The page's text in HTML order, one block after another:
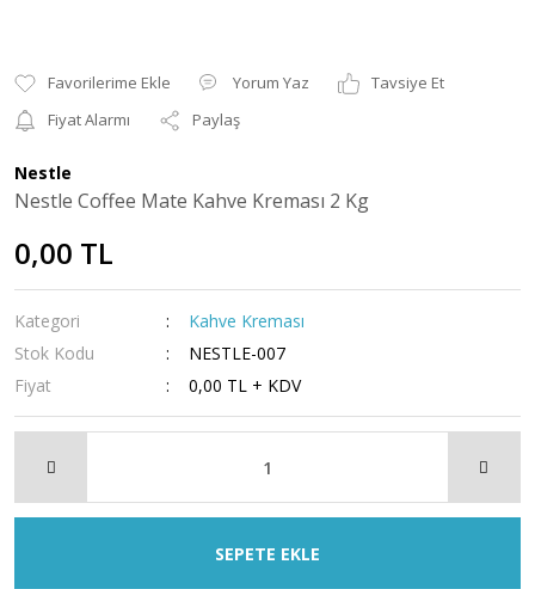
Yorum Yaz
Tavsiye Et
Fiyat Alarmı
Paylaş
Nestle
Nestle Coffee Mate Kahve Kreması 2 Kg
0,00 TL
Kategori
Kahve Kreması
Stok Kodu
NESTLE-007
Fiyat
0,00 TL + KDV
SEPETE EKLE